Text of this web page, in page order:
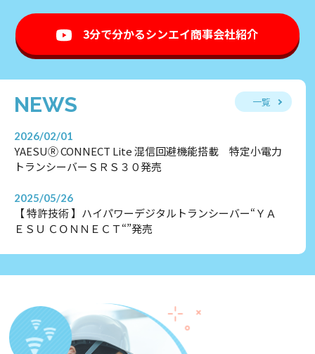
3分で分かるシンエイ商事会社紹介
NEWS
2026/02/01
YAESUⓇ CONNECT Lite 混信回避機能搭載 特定小電力
トランシーバーＳＲＳ３０発売
2025/05/26
【 特許技術 】ハイパワーデジタルトランシーバー“ＹＡ
ＥＳＵ ＣＯＮＮＥＣＴ“”発売
第１００回 箱根駅伝２０２４で某大学が弊社から無線機
シード権を獲得です。おめでとうございます！
2023/06/29
一覧